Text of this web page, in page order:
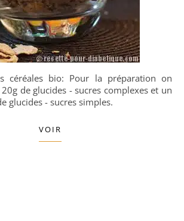
de glucides - sucres complexes et un
glucides - sucres simples.
VOIR